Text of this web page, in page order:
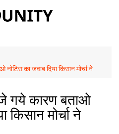
नोटिस का जवाब दिया किसान मोर्चा ने
गये कारण बताओ
किसान मोर्चा ने